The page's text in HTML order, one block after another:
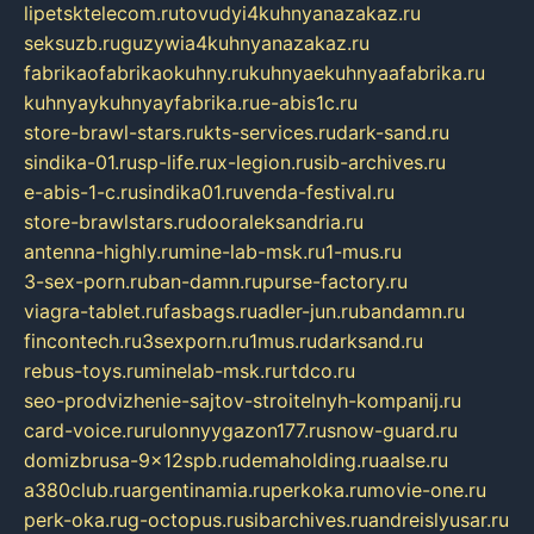
lipetsktelecom.rutovudyi4kuhnyanazakaz.ru
seksuzb.ruguzywia4kuhnyanazakaz.ru
fabrikaofabrikaokuhny.rukuhnyaekuhnyaafabrika.ru
kuhnyaykuhnyayfabrika.rue-abis1c.ru
store-brawl-stars.rukts-services.rudark-sand.ru
sindika-01.rusp-life.rux-legion.rusib-archives.ru
e-abis-1-c.rusindika01.ruvenda-festival.ru
store-brawlstars.rudooraleksandria.ru
antenna-highly.rumine-lab-msk.ru1-mus.ru
3-sex-porn.ruban-damn.rupurse-factory.ru
viagra-tablet.rufasbags.ruadler-jun.rubandamn.ru
fincontech.ru3sexporn.ru1mus.rudarksand.ru
rebus-toys.ruminelab-msk.rurtdco.ru
seo-prodvizhenie-sajtov-stroitelnyh-kompanij.ru
card-voice.rurulonnyygazon177.rusnow-guard.ru
domizbrusa-9x12spb.rudemaholding.ruaalse.ru
a380club.ruargentinamia.ruperkoka.rumovie-one.ru
perk-oka.rug-octopus.rusibarchives.ruandreislyusar.ru